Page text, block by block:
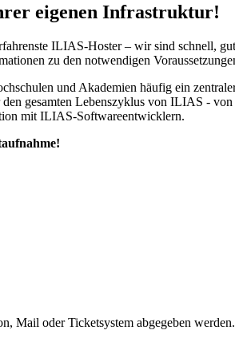
eigenen Infrastruktur!
ILIAS-Hoster – wir sind schnell,
zu den notwendigen
und Akademien häufig ein
gesamten Lebenszyklus von ILIAS -
mit ILIAS-Softwareentwicklern.
Mail oder Ticketsystem abgegeben